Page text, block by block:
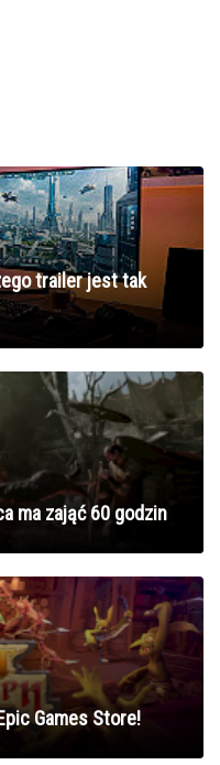
trailer jest tak
ma zająć 60 godzin
Games Store!